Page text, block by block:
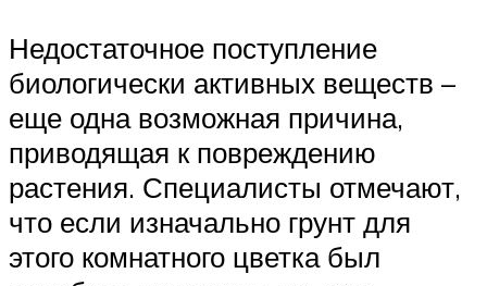
Недостаточное поступление
биологически активных веществ –
еще одна возможная причина,
приводящая к повреждению
растения. Специалисты отмечают,
что если изначально грунт для
этого комнатного цветка был